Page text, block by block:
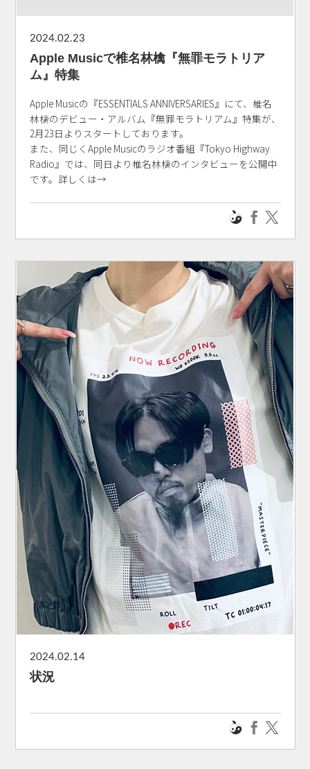
2024.02.23
Apple Musicで椎名林檎『無罪モラトリア
ム』特集
Apple Musicの『ESSENTIALS ANNIVERSARIES』にて、椎名
林檎のデビュー・アルバム『無罪モラトリアム』特集が、
2月23日よりスタートしております。
また、同じくApple Musicのラジオ番組『Tokyo Highway
Radio』では、同日より椎名林檎のインタビューを公開中
です。詳しくは→
2024.02.14
状況